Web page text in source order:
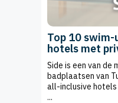
Top 10 swim-
hotels met
Side is een van de
badplaatsen van
all-inclusive hotels
...